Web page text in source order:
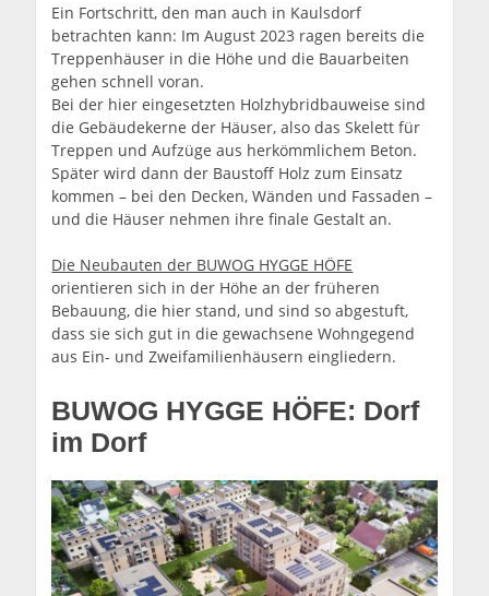
Ein Fortschritt, den man auch in Kaulsdorf
betrachten kann: Im August 2023 ragen bereits die
Treppenhäuser in die Höhe und die Bauarbeiten
gehen schnell voran.
Bei der hier eingesetzten Holzhybridbauweise sind
die Gebäudekerne der Häuser, also das Skelett für
Treppen und Aufzüge aus herkömmlichem Beton.
Später wird dann der Baustoff Holz zum Einsatz
kommen – bei den Decken, Wänden und Fassaden –
und die Häuser nehmen ihre finale Gestalt an.
Die Neubauten der BUWOG HYGGE HÖFE
orientieren sich in der Höhe an der früheren
Bebauung, die hier stand, und sind so abgestuft,
dass sie sich gut in die gewachsene Wohngegend
aus Ein- und Zweifamilienhäusern eingliedern.
BUWOG HYGGE HÖFE: Dorf
im Dorf